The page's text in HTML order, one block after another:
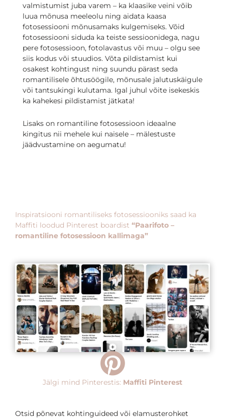
valmistumist juba varem – ka klaasike veini võib
luua mõnusa meeleolu ning aidata kaasa
fotosessiooni mõnusamaks kulgemiseks. Võid
fotosessiooni siduda ka teiste sessioonidega, nagu
pere fotosessioon, fotolavastus või muu – olgu see
siis kodus või stuudios. Võta pildistamist kui
osakest kohtingust ning suundu pärast seda
romantilisele õhtusöögile, mõnusale jalutuskäigule
või tantsukingi kulutama. Igal juhul võite isekeskis
ka kahekesi pildistamist jätkata!
Lisaks on romantiline fotosessioon ideaalne
kingitus nii mehele kui naisele – mälestuste
jäädvustamine on aegumatu!
Inspiratsiooni romantiliseks fotosessiooniks saad ka
Maffiti loodud Pinterest boardist “Paarifoto –
romantiline fotosessioon kallimaga”
Jälgi mind Pinterestis: Maffiti Pinterest
Otsid põnevat kohtinguideed või elamusterohket